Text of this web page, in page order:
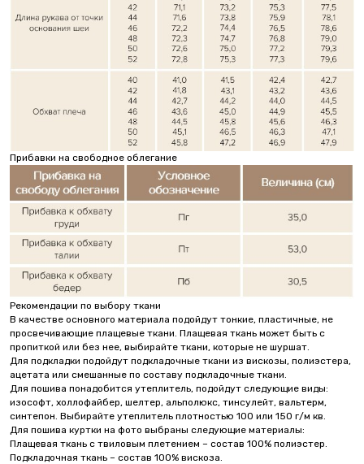
Прибавки на свободное облегание
Рекомендации по выбору ткани
В качестве основного материала подойдут тонкие, пластичные, не
просвечивающие плащевые ткани. Плащевая ткань может быть с
пропиткой или без нее, выбирайте ткани, которые не шуршат.
Для подкладки подойдут подкладочные ткани из вискозы, полиэстера,
ацетата или смешанные по составу подкладочные ткани.
Для пошива понадобится утеплитель, подойдут следующие виды:
изософт, холлофайбер, шелтер, альполюкс, тинсулейт, вальтерм,
синтепон. Выбирайте утеплитель плотностью 100 или 150 г/м кв.
Для пошива куртки на фото выбраны следующие материалы:
Плащевая ткань с твиловым плетением – состав 100% полиэстер.
Подкладочная ткань – состав 100% вискоза.